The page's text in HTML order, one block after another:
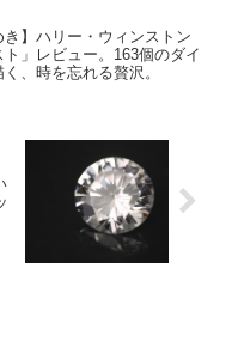
き】ハリー・ウィンストン
ト」レビュー。163個のダイ
、時を忘れる贅沢。